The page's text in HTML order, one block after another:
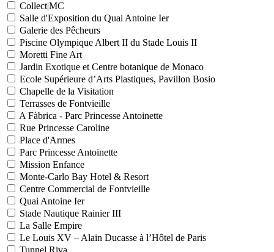
Collect|MC
Salle d'Exposition du Quai Antoine Ier
Galerie des Pêcheurs
Piscine Olympique Albert II du Stade Louis II
Moretti Fine Art
Jardin Exotique et Centre botanique de Monaco
Ecole Supérieure d’Arts Plastiques, Pavillon Bosio
Chapelle de la Visitation
Terrasses de Fontvieille
A Fàbrica - Parc Princesse Antoinette
Rue Princesse Caroline
Place d'Armes
Parc Princesse Antoinette
Mission Enfance
Monte-Carlo Bay Hotel & Resort
Centre Commercial de Fontvieille
Quai Antoine Ier
Stade Nautique Rainier III
La Salle Empire
Le Louis XV – Alain Ducasse à l’Hôtel de Paris